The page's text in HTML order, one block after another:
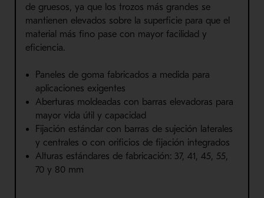
de gruesos, ya que los trozos más grandes se
mantienen elevados sobre la superficie para que el
material más fino pase con mayor facilidad y
eficiencia.
Paneles de goma fabricados a medida para
aplicaciones exigentes
Aberturas moldeadas con barras elevadoras para
mayor vida útil y capacidad
Fijación estándar con barras de sujeción laterales
y centrales o con orificios de fijación integrados
Alturas estándares de fabricación: 37, 41, 45, 55,
70 y 80 mm